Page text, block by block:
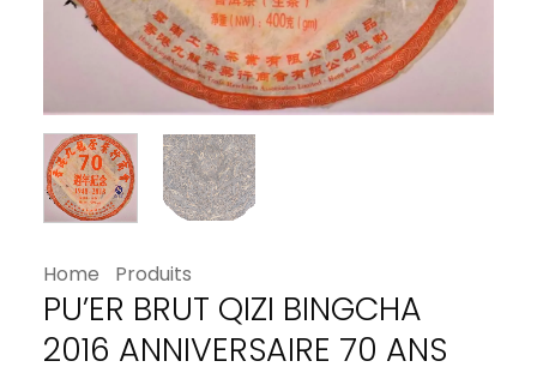
Home Produits
PU’ER BRUT QIZI BINGCHA
2016 ANNIVERSAIRE 70 ANS